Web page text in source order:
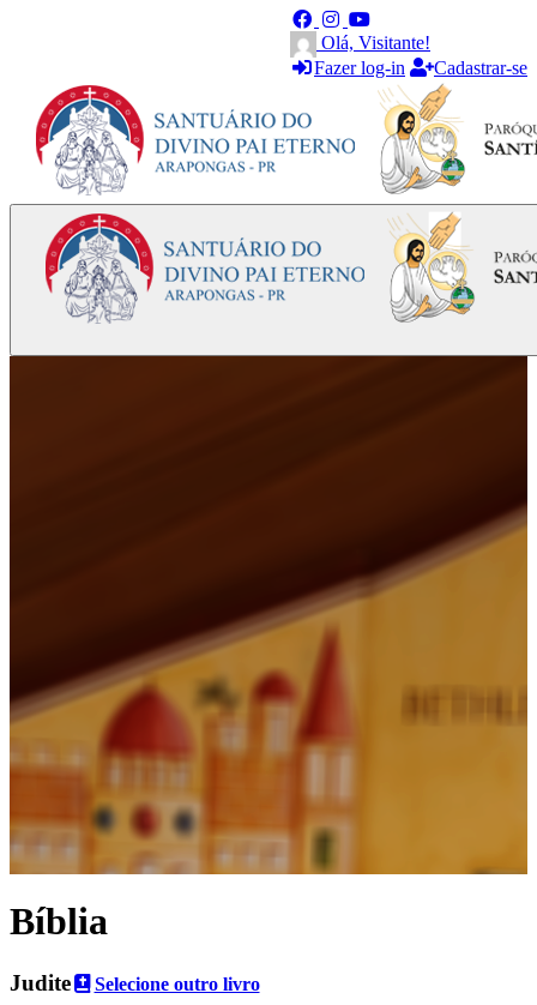
Olá, Visitante!
Fazer log-in
Cadastrar-se
Bíblia
Judite Selecione outro livro